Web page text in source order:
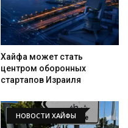
Хайфа может стать
центром оборонных
стартапов Израиля
НОВОСТИ ХАЙФЫ